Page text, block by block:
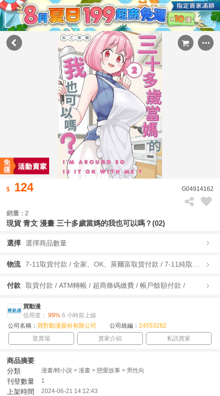
124 G04914162
銷量 : 2
現貨 青文 漫畫 三十多歲當媽的我也可以嗎？(02)
選擇 選擇商品數量
物流
付款 取貨付款 / ATM轉帳 / 超商條碼繳費 / 帳戶餘額付款 /
買動漫
信用度： 99% 6 小時前上線
公司名稱： 買對動漫股份有限公司 公司統編： 24553282
逛賣場
賣家介紹 私訊賣家
商品摘要
分類
漫畫/輕小說 > 漫畫 > 戀愛故事 > 男性向
刊登數量 1
上架時間 2024-06-21 14:12:43